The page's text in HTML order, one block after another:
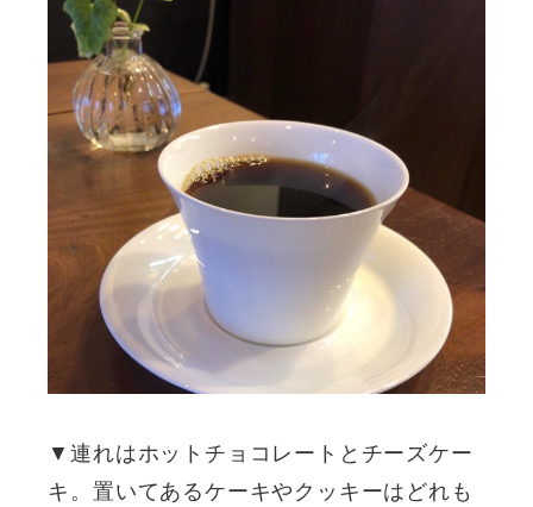
▼連れはホットチョコレートとチーズケー
キ。置いてあるケーキやクッキーはどれも